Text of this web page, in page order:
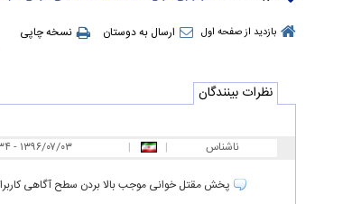
بازدید از صفحه اول ارسال به دوستان نسخه چاپی
نظرات بینندگان
ناشناس |
| ۰۹:۳۴ - ۱۳۹۶/
پخش مقتل خوانی موجب بالا بردن سطح آگاهی